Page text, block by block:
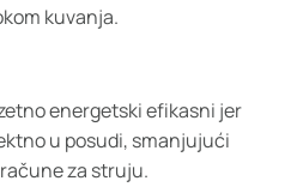
kuvanja.
energetski efikasni jer
u posudi, smanjujući
za struju.